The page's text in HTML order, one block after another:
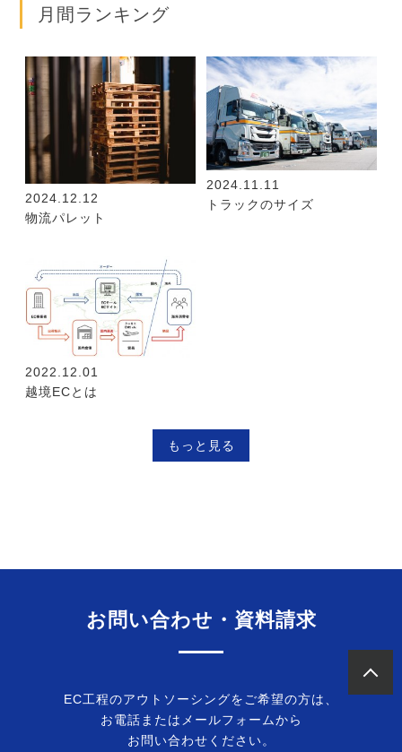
月間ランキング
2024.12.12
物流パレット
2024.11.11
トラックのサイズ
2022.12.01
越境ECとは
もっと見る
お問い合わせ・資料請求
EC工程のアウトソーシングをご希望の方は、
お電話またはメールフォームから
お問い合わせください。